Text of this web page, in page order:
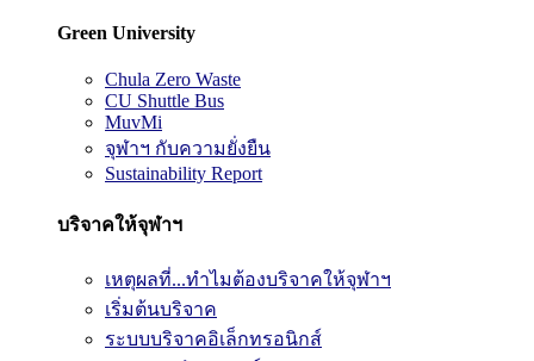
Green University
Chula Zero Waste
CU Shuttle Bus
MuvMi
จุฬาฯ กับความยั่งยืน
Sustainability Report
บริจาคให้จุฬาฯ
เหตุผลที่...ทำไมต้องบริจาคให้จุฬาฯ
เริ่มต้นบริจาค
ระบบบริจาคอิเล็กทรอนิกส์